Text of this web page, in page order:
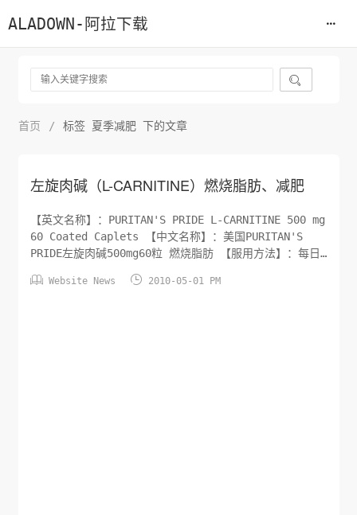
ALADOWN-阿拉下载

首页 / 标签 夏季减肥 下的文章
左旋肉碱（L-CARNITINE）燃烧脂肪、减肥
【英文名称】：PURITAN'S PRIDE L-CARNITINE 500 mg
60 Coated Caplets 【中文名称】：美国PURITAN'S
PRIDE左旋肉碱500mg60粒 燃烧脂肪 【服用方法】：每日
规格】：60 粒/瓶 ，纯天然品，不含糖份、淀粉、人造色
 Website News  2010-05-01 PM